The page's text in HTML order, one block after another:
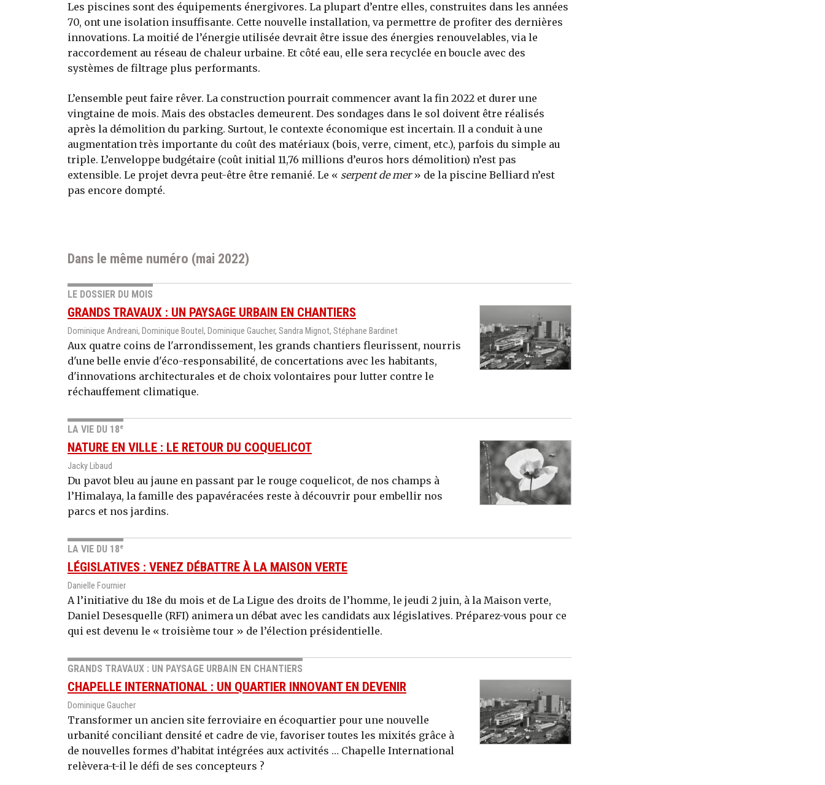
Les piscines sont des équipements énergivores. La plupart d’entre elles, construites dans les années
70, ont une isolation insuffisante. Cette nouvelle installation, va permettre de profiter des dernières
innovations. La moitié de l’énergie utilisée devrait être issue des énergies renouvelables, via le
raccordement au réseau de chaleur urbaine. Et côté eau, elle sera recyclée en boucle avec des
systèmes de filtrage plus performants.
L’ensemble peut faire rêver. La construction pourrait commencer avant la fin 2022 et durer une
vingtaine de mois. Mais des obstacles demeurent. Des sondages dans le sol doivent être réalisés
après la démolition du parking. Surtout, le contexte économique est incertain. Il a conduit à une
augmentation très importante du coût des matériaux (bois, verre, ciment, etc.), parfois du simple au
triple. L’enveloppe budgétaire (coût initial 11,76 millions d’euros hors démolition) n’est pas
extensible. Le projet devra peut-être être remanié. Le « serpent de mer» de la piscine Belliard n’est
pas encore dompté.
Dans le même numéro (mai 2022)
LE DOSSIER DU MOIS
GRANDS TRAVAUX : UN PAYSAGE URBAIN EN CHANTIERS
Dominique Andreani, Dominique Boutel, Dominique Gaucher, Sandra Mignot, Stéphane Bardinet
Aux quatre coins de l'arrondissement, les grands chantiers fleurissent, nourris
d'une belle envie d'éco-responsabilité, de concertations avec les habitants,
d'innovations architecturales et de choix volontaires pour lutter contre le
réchauffement climatique.
LA VIE DU 18e
NATURE EN VILLE : LE RETOUR DU COQUELICOT
Jacky Libaud
Du pavot bleu au jaune en passant par le rouge coquelicot, de nos champs à
l’Himalaya, la famille des papavéracées reste à découvrir pour embellir nos
parcs et nos jardins.
LA VIE DU 18e
LÉGISLATIVES : VENEZ DÉBATTRE À LA MAISON VERTE
Danielle Fournier
A l’initiative du 18e du mois et de La Ligue des droits de l’homme, le jeudi 2 juin, à la Maison verte,
Daniel Desesquelle (RFI) animera un débat avec les candidats aux législatives. Préparez-vous pour ce
qui est devenu le « troisième tour » de l’élection présidentielle.
GRANDS TRAVAUX : UN PAYSAGE URBAIN EN CHANTIERS
CHAPELLE INTERNATIONAL : UN QUARTIER INNOVANT EN DEVENIR
Dominique Gaucher
Transformer un ancien site ferroviaire en écoquartier pour une nouvelle
urbanité conciliant densité et cadre de vie, favoriser toutes les mixités grâce à
de nouvelles formes d’habitat intégrées aux activités … Chapelle International
relèvera-t-il le défi de ses concepteurs ?